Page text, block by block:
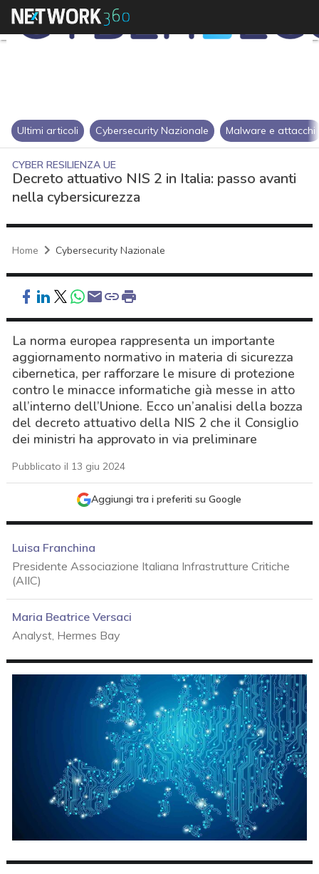
Ultimi articoli Cybersecurity Nazionale Malware e attacchi
CYBER RESILIENZA UE
Decreto attuativo NIS 2 in Italia: passo avanti
nella cybersicurezza
Home Cybersecurity Nazionale
La norma europea rappresenta un importante
aggiornamento normativo in materia di sicurezza
cibernetica, per rafforzare le misure di protezione
contro le minacce informatiche già messe in atto
all’interno dell’Unione. Ecco un’analisi della bozza
del decreto attuativo della NIS 2 che il Consiglio
dei ministri ha approvato in via preliminare
Pubblicato il 13 giu 2024
Aggiungi tra i preferiti su Google
Luisa Franchina
Presidente Associazione Italiana Infrastrutture Critiche
(AIIC)
Maria Beatrice Versaci
Analyst, Hermes Bay